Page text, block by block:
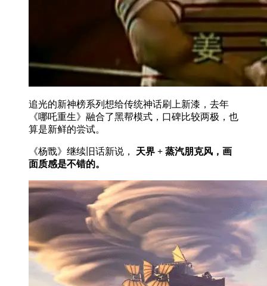
追光的新神榜系列想给传统神话刷上新漆，去年
《哪吒重生》融合了黑帮模式，口碑比较两极，也
算是新鲜的尝试。
《杨戬》继续旧话新说， 天界 + 蒸汽朋克风，画
面质感是不错的。